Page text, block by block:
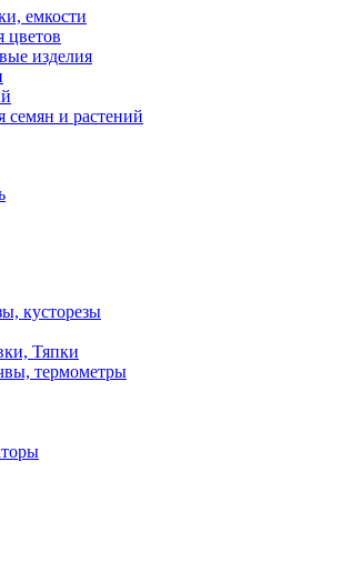
емкости
изделия
семян и растений
кусторезы
Тяпки
термометры